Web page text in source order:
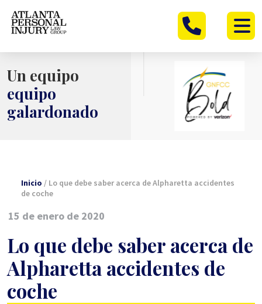
Un equipo
equipo
galardonado
Inicio / Lo que debe saber acerca de Alpharetta accidentes
de coche
15 de enero de 2020
Lo que debe saber acerca de
Alpharetta accidentes de
coche